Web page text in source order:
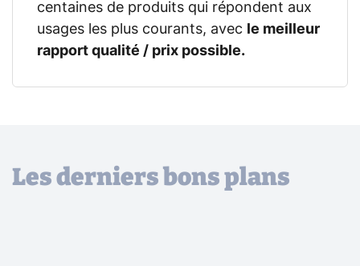
centaines de produits qui répondent aux
usages les plus courants, avec
le meilleur
rapport qualité / prix possible.
Les derniers bons plans